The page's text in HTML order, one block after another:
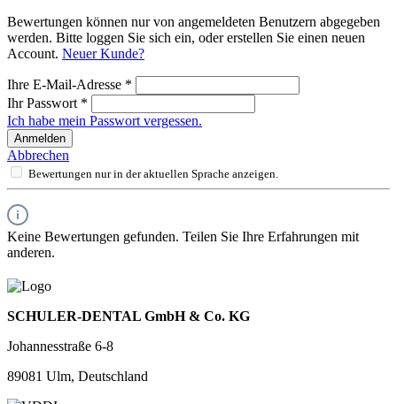
Bewertungen können nur von angemeldeten Benutzern abgegeben
werden. Bitte loggen Sie sich ein, oder erstellen Sie einen neuen
Account. Neuer Kunde?
Ihre E-Mail-Adresse *
Ihr Passwort *
Ich habe mein Passwort vergessen.
Anmelden
Abbrechen
Bewertungen nur in der aktuellen Sprache anzeigen.
Keine Bewertungen gefunden. Teilen Sie Ihre Erfahrungen mit
anderen.
SCHULER-DENTAL GmbH & Co. KG
Johannesstraße 6-8
89081 Ulm, Deutschland